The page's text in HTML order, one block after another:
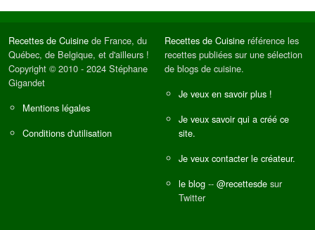
Recettes de Cuisine de France, du
Québec, de Belgique, et d'ailleurs !
Copyright © 2010 - 2024 Stéphane
Gigandet
Mentions légales
Conditions d'utilisation
Recettes de Cuisine référence les
recettes publiées sur une sélection
de blogs de cuisine.
Je veux en savoir plus !
Je veux savoir qui a créé ce
site.
Je veux contacter le créateur.
le blog -- @recettesde sur
Twitter